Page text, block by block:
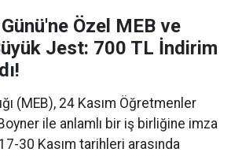
Özel MEB ve
Jest: 700 TL İndirim
(MEB), 24 Kasım Öğretmenler
ile anlamlı bir iş birliğine imza
30 Kasım tarihleri arasında